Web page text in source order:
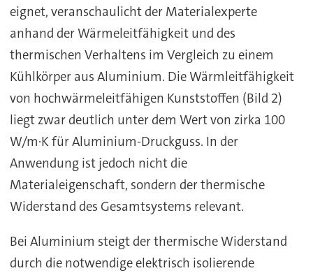
eignet, veranschaulicht der Materialexperte
anhand der Wärmeleitfähigkeit und des
thermischen Verhaltens im Vergleich zu einem
Kühlkörper aus Aluminium. Die Wärmleitfähigkeit
von hochwärmeleitfähigen Kunststoffen (Bild 2)
liegt zwar deutlich unter dem Wert von zirka 100
W/m·K für Aluminium-Druckguss. In der
Anwendung ist jedoch nicht die
Materialeigenschaft, sondern der thermische
Widerstand des Gesamtsystems relevant.
Bei Aluminium steigt der thermische Widerstand
durch die notwendige elektrisch isolierende